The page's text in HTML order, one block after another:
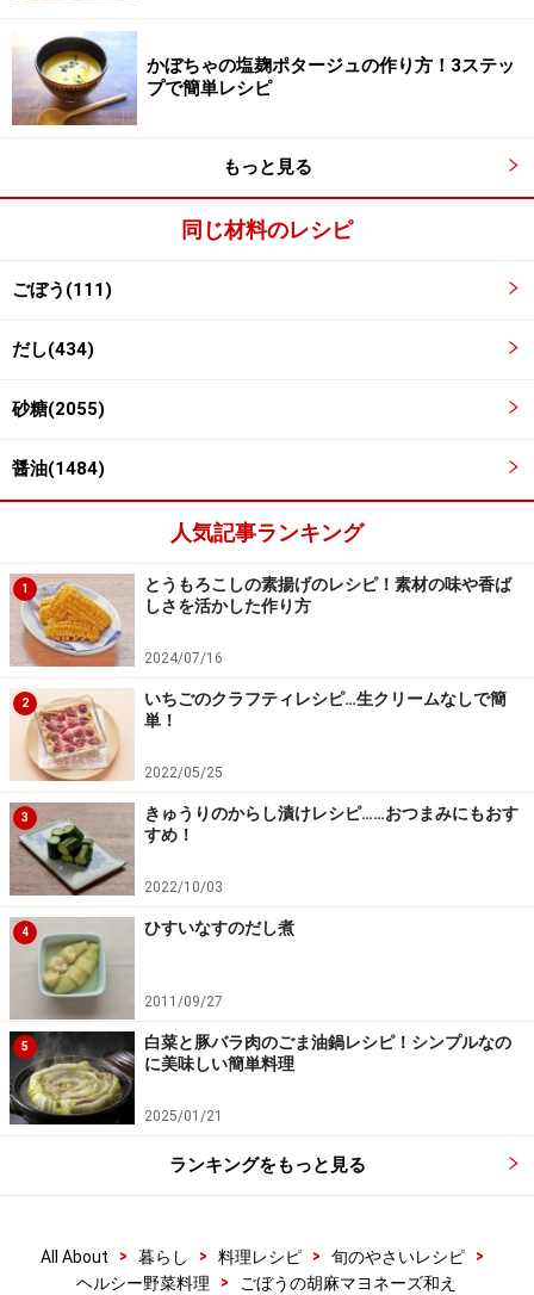
乱切りは、包丁の切る向きを動かさないで、ごぼうをす
こしずつ回しながら、面がたくさんできるようにするの
がコツです。
※記事内容は執筆時点のものです。最新の内容をご確認くださ
※衛生面および保存状態に起因して食中毒や体調不良を引き起こ
す場合があります。必ず清潔な状態で、正しい方法で行い、なる
べく早めにお召し上がりください。また、持ち運びの際は保存方
法に注意してください。
【編集部おすすめの購入サイト】
かぼちゃの塩麹ポタージュの作り方！3ステッ
プで簡単レシピ
もっと見る
同じ材料のレシピ
ごぼう(111)
だし(434)
砂糖(2055)
醤油(1484)
人気記事ランキング
1
とうもろこしの素揚げのレシピ！素材の味や香ば
しさを活かした作り方
2024/07/16
2
いちごのクラフティレシピ…生クリームなしで簡
単！
2022/05/25
3
きゅうりのからし漬けレシピ……おつまみにもおす
すめ！
2022/10/03
4 ひすいなすのだし煮
2011/09/27
5
白菜と豚バラ肉のごま油鍋レシピ！シンプルなの
に美味しい簡単料理
2025/01/21
ランキングをもっと見る
All About > 暮らし > 料理レシピ > 旬のやさいレシピ
>
ヘルシー野菜料理
> ごぼうの胡麻マヨネーズ和え